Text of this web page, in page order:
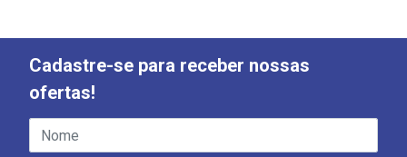
Cadastre-se para receber nossas
ofertas!